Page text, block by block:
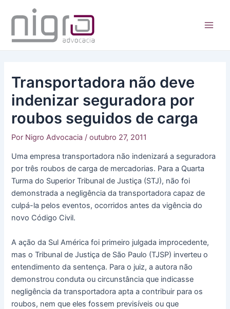
para
conteúdo
Transportadora não deve
indenizar seguradora por
roubos seguidos de carga
Por Nigro Advocacia /outubro 27, 2011
Uma empresa transportadora não indenizará a seguradora
por três roubos de carga de mercadorias. Para a Quarta
Turma do Superior Tribunal de Justiça (STJ), não foi
demonstrada a negligência da transportadora capaz de
culpá-la pelos eventos, ocorridos antes da vigência do
novo Código Civil.
A ação da Sul América foi primeiro julgada improcedente,
mas o Tribunal de Justiça de São Paulo (TJSP) inverteu o
entendimento da sentença. Para o juiz, a autora não
demonstrou conduta ou circunstância que indicasse
negligência da transportadora apta a contribuir para os
roubos, nem que eles fossem previsíveis ou que